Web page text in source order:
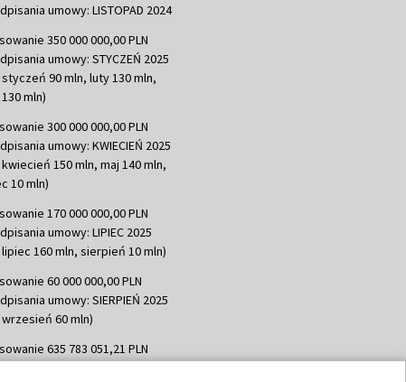
umowy: LISTOPAD 2024
350 000 000,00 PLN
umowy: STYCZEŃ 2025
90 mln, luty 130 mln,
mln)
300 000 000,00 PLN
umowy: KWIECIEŃ 2025
150 mln, maj 140 mln,
10 mln)
170 000 000,00 PLN
umowy: LIPIEC 2025
160 mln, sierpień 10 mln)
60 000 000,00 PLN
umowy: SIERPIEŃ 2025
60 mln)
635 783 051,21 PLN